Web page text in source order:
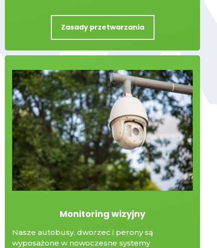
Zasady przetwarzania
Monitoring wizyjny
Nasze autobusy, dworzec i perony są
wyposażone w nowoczesne systemy